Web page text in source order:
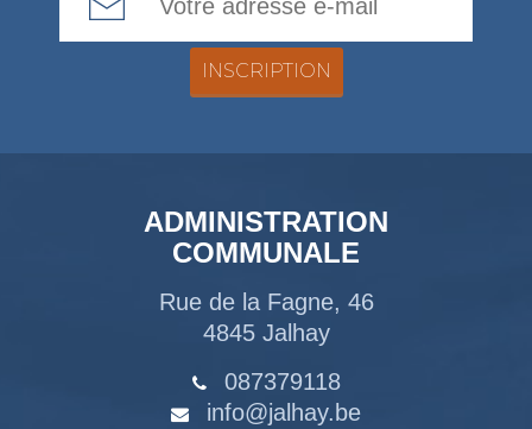
ADMINISTRATION
COMMUNALE
Rue de la Fagne, 46
4845 Jalhay
087379118
info@jalhay.be